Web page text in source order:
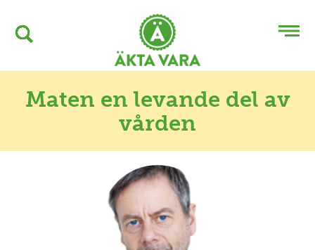
Maten en levande del av
vården